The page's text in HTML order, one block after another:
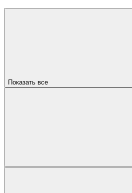
Показать все